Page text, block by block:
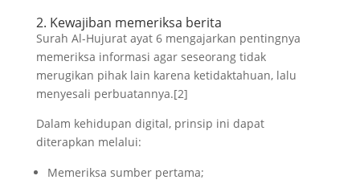
2. Kewajiban memeriksa berita
Surah Al-Hujurat ayat 6 mengajarkan pentingnya
memeriksa informasi agar seseorang tidak
merugikan pihak lain karena ketidaktahuan, lalu
menyesali perbuatannya.[2]
Dalam kehidupan digital, prinsip ini dapat
diterapkan melalui:
Memeriksa sumber pertama;